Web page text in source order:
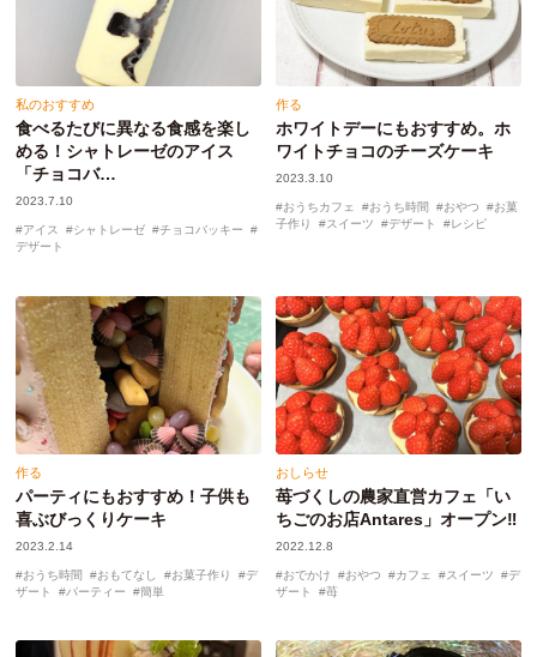
私のおすすめ
食べるたびに異なる食感を楽し
める！シャトレーゼのアイス
「チョコバ…
2023.7.10
アイス シャトレーゼ
チョコバッキー
デザート
作る
ホワイトデーにもおすすめ。ホ
ワイトチョコのチーズケーキ
2023.3.10
おうちカフェ おうち時間 おやつ
お菓
子作り
スイーツ デザート レシピ
作る
パーティにもおすすめ！子供も
喜ぶびっくりケーキ
2023.2.14
おうち時間 おもてなし お菓子作り
デ
ザート
パーティー 簡単
おしらせ
苺づくしの農家直営カフェ「い
ちごのお店Antares」オープン‼
2022.12.8
おでかけ おやつ カフェ スイーツ
デ
ザート
苺